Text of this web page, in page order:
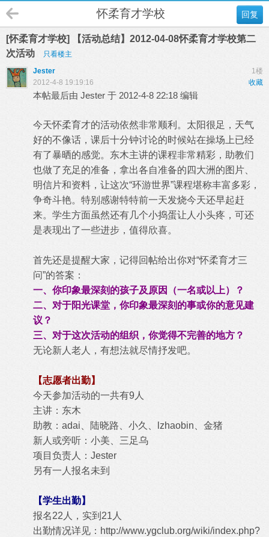
回复
怀柔育才学校
[怀柔育才学校] 【活动总结】2012-04-08怀柔育才学校第二
次活动
只看楼主
1楼
Jester
收藏
2012-4-8 19:19:16
本帖最后由 Jester 于 2012-4-8 22:18 编辑
今天怀柔育才的活动依然非常顺利。太阳很足，天气
好的不像话，课后十分钟讨论的时候站在操场上已经
有了暴晒的感觉。东木主讲的课程非常精彩，助教们
也做了充足的准备，拿出各自准备的四大洲的图片、
明信片和资料，让这次“环游世界”课程堪称丰富多彩，
争奇斗艳。特别感谢特特前一天发烧今天还早起赶
来。学生方面虽然还有几个小捣蛋让人小头疼，可还
是表现出了一些进步，值得欣喜。
首先还是提醒大家，记得回帖给出你对“怀柔育才三
问”的答案：
一、你印象最深刻的孩子及原因（一名或以上）？
二、对于阳光课堂，你印象最深刻的事或你的意见建
议？
三、对于这次活动的组织，你觉得不完善的地方？
无论新人老人，有想法就尽情抒发吧。
【志愿者出勤】
今天参加活动的一共有9人
主讲：东木
助教：adai、陆晓路、小久、lzhaobin、金猪
新人或旁听：小美、三足乌
项目负责人：Jester
另有一人报名未到
【学生出勤】
报名22人，实到21人
出勤情况详见： http://www.ygclub.org/wiki/index.php?